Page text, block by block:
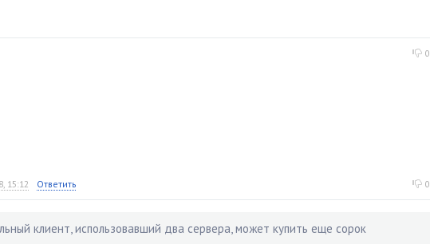
0
15:12 0
Ответить
клиент, использовавший два сервера, может купить еще сорок